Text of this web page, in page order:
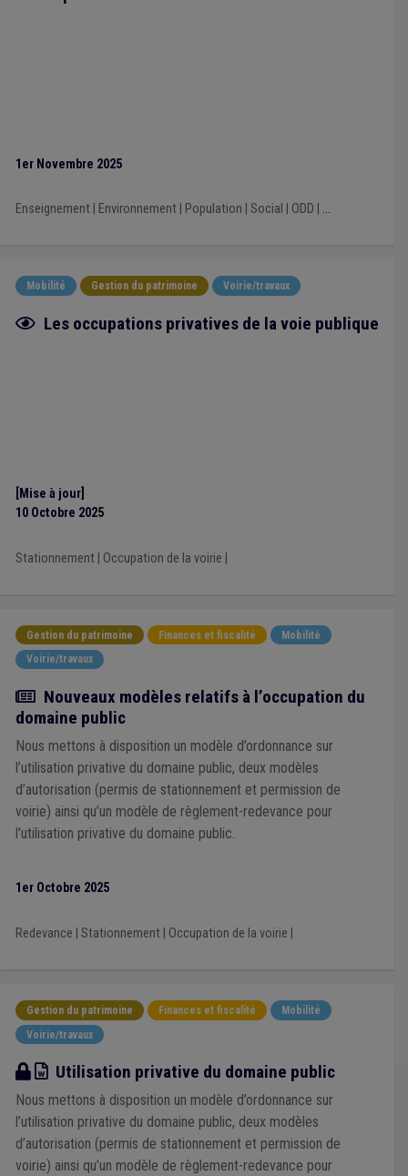
1er Novembre 2025
Enseignement| Environnement| Population Social ODD ...
Mobilité Gestion du patrimoine Voirie/travaux
Fiche focus
Les occupations privatives de la voie publique
[Mise à jour]
10 Octobre 2025
Stationnement| Occupation de la voirie
Gestion du patrimoine Finances et fiscalité
Mobilité
Voirie/travaux
Actualité
Nouveaux modèles relatifs à l’occupation du
domaine public
Nous mettons à disposition un modèle d’ordonnance sur
l’utilisation privative du domaine public, deux modèles
d’autorisation (permis de stationnement et permission de
voirie) ainsi qu’un modèle de règlement-redevance pour
l'utilisation privative du domaine public.
1er Octobre 2025
Redevance Stationnement| Occupation de la voirie
Gestion du patrimoine Finances et fiscalité
Mobilité
Voirie/travaux
Modèle
Utilisation privative du domaine public
Nous mettons à disposition un modèle d’ordonnance sur
l’utilisation privative du domaine public, deux modèles
d’autorisation (permis de stationnement et permission de
voirie) ainsi qu’un modèle de règlement-redevance pour